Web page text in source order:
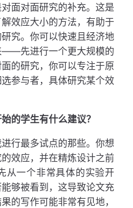
面对面研究的补充。这是
效应大小的方法，有助于
究。你可以快速且经济地
——先进行一个更大规模的
的研究，你可以专注于原
参与者，具体研究某个效
的学生有什么建议？
行最多试点的那些。你想
效应，并在精炼设计之前
从一个非常具体的实验开
够被看到，这导致论文充
的写作可能非常有见地，